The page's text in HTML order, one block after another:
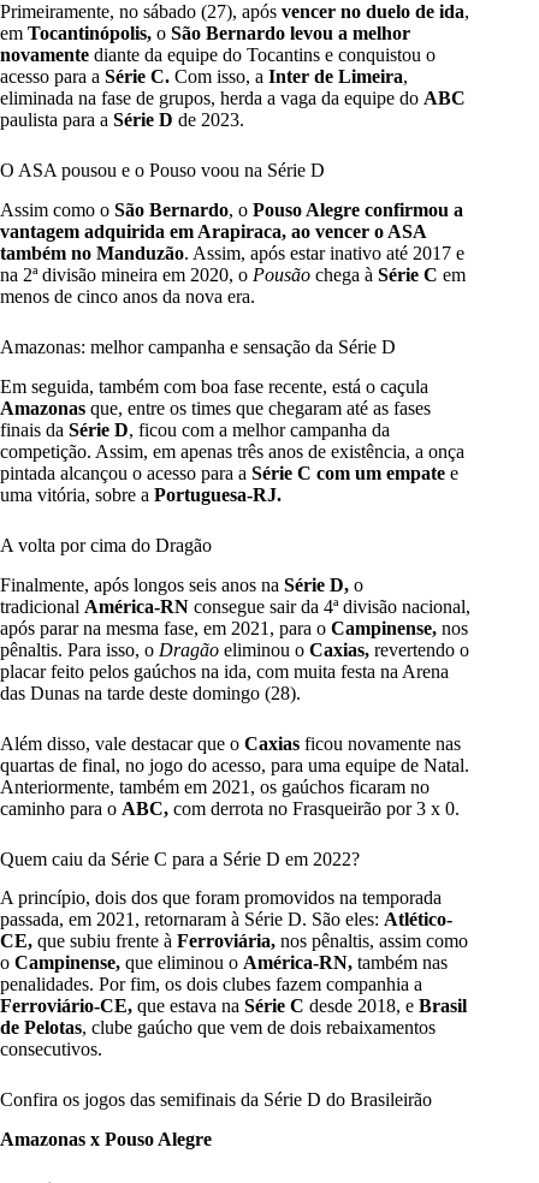
Primeiramente, no sábado (27), após vencer no duelo de ida,
em Tocantinópolis, o São Bernardo levou a melhor
novamente diante da equipe do Tocantins e conquistou o
acesso para a Série C. Com isso, a Inter de Limeira,
eliminada na fase de grupos, herda a vaga da equipe do ABC
paulista para a Série D de 2023.
O ASA pousou e o Pouso voou na Série D
Assim como o São Bernardo, o Pouso Alegre confirmou a
vantagem adquirida em Arapiraca, ao vencer o ASA
também no Manduzão. Assim, após estar inativo até 2017 e
na 2ª divisão mineira em 2020, o Pousão chega à Série C em
menos de cinco anos da nova era.
Amazonas: melhor campanha e sensação da Série D
Em seguida, também com boa fase recente, está o caçula
Amazonas que, entre os times que chegaram até as fases
finais da Série D, ficou com a melhor campanha da
competição. Assim, em apenas três anos de existência, a onça
pintada alcançou o acesso para a Série C com um empate e
uma vitória, sobre a Portuguesa-RJ.
A volta por cima do Dragão
Finalmente, após longos seis anos na Série D, o
tradicional América-RN consegue sair da 4ª divisão nacional,
após parar na mesma fase, em 2021, para o Campinense, nos
pênaltis. Para isso, o Dragão eliminou o Caxias, revertendo o
placar feito pelos gaúchos na ida, com muita festa na Arena
das Dunas na tarde deste domingo (28).
Além disso, vale destacar que o Caxias ficou novamente nas
quartas de final, no jogo do acesso, para uma equipe de Natal.
Anteriormente, também em 2021, os gaúchos ficaram no
caminho para o ABC, com derrota no Frasqueirão por 3 x 0.
Quem caiu da Série C para a Série D em 2022?
A princípio, dois dos que foram promovidos na temporada
passada, em 2021, retornaram à Série D. São eles: Atlético-
CE, que subiu frente à Ferroviária, nos pênaltis, assim como
o Campinense, que eliminou o América-RN, também nas
penalidades. Por fim, os dois clubes fazem companhia a
Ferroviário-CE, que estava na Série C desde 2018, e Brasil
de Pelotas, clube gaúcho que vem de dois rebaixamentos
consecutivos.
Confira os jogos das semifinais da Série D do Brasileirão
Amazonas x Pouso Alegre